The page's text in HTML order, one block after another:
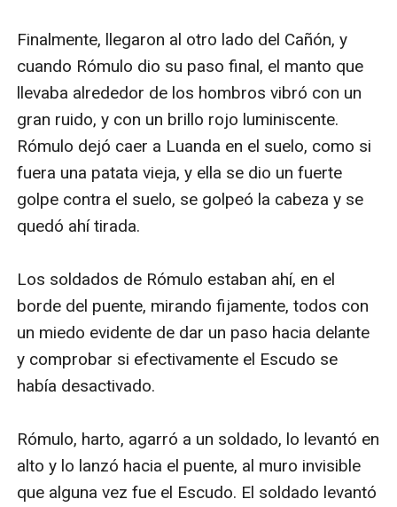
Finalmente, llegaron al otro lado del Cañón, y
cuando Rómulo dio su paso final, el manto que
llevaba alrededor de los hombros vibró con un
gran ruido, y con un brillo rojo luminiscente.
Rómulo dejó caer a Luanda en el suelo, como si
fuera una patata vieja, y ella se dio un fuerte
golpe contra el suelo, se golpeó la cabeza y se
quedó ahí tirada.
Los soldados de Rómulo estaban ahí, en el
borde del puente, mirando fijamente, todos con
un miedo evidente de dar un paso hacia delante
y comprobar si efectivamente el Escudo se
había desactivado.
Rómulo, harto, agarró a un soldado, lo levantó en
alto y lo lanzó hacia el puente, al muro invisible
que alguna vez fue el Escudo. El soldado levantó